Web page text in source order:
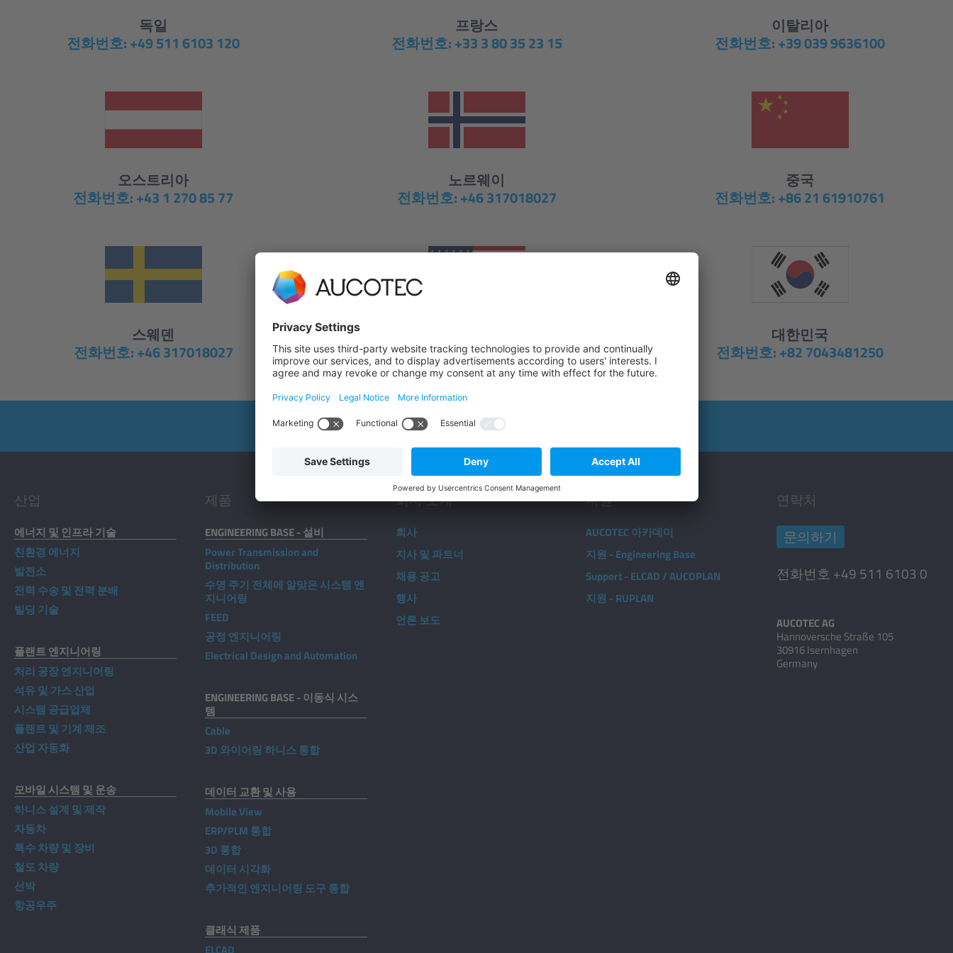
독일
전화번호: +49 511 6103 120
프랑스
전화번호: +33 3 80 35 23 15
이탈리아
전화번호: +39 039 9636100
오스트리아
전화번호: +43 1 270 85 77
노르웨이
전화번호: +46 317018027
중국
전화번호: +86 21 61910761
스웨덴
전화번호: +46 317018027
전화번호: +1 (949) 400 1129
대한민국
전화번호: +82 7043481250
AUCOTEC 더 알아보기:
산업
에너지 및 인프라 기술
친환경 에너지
발전소
전력 수송 및 전력 분배
빌딩 기술
플랜트 엔지니어링
처리 공장 엔지니어링
석유 및 가스 산업
시스템 공급업체
플랜트 및 기계 제조
산업 자동화
모바일 시스템 및 운송
하니스 설계 및 제작
자동차
특수 차량 및 장비
철도 차량
선박
항공우주
제품
ENGINEERING BASE - 설비
Power Transmission and
Distribution
수명 주기 전체에 알맞은 시스템 엔
지니어링
FEED
공정 엔지니어링
Electrical Design and Automation
ENGINEERING BASE - 이동식 시스
템
Cable
3D 와이어링 하니스 통합
데이터 교환 및 사용
Mobile View
ERP/PLM 통합
3D 통합
데이터 시각화
추가적인 엔지니어링 도구 통합
클래식 제품
회사 소개
회사
지사 및 파트너
채용 공고
행사
언론 보도
지원
AUCOTEC 아카데미
지원 - Engineering Base
Support - ELCAD / AUCOPLAN
지원 - RUPLAN
연락처
문의하기
전화번호 +49 511 6103 0
AUCOTEC AG
Hannoversche Straße 105
30916 Isernhagen
Germany